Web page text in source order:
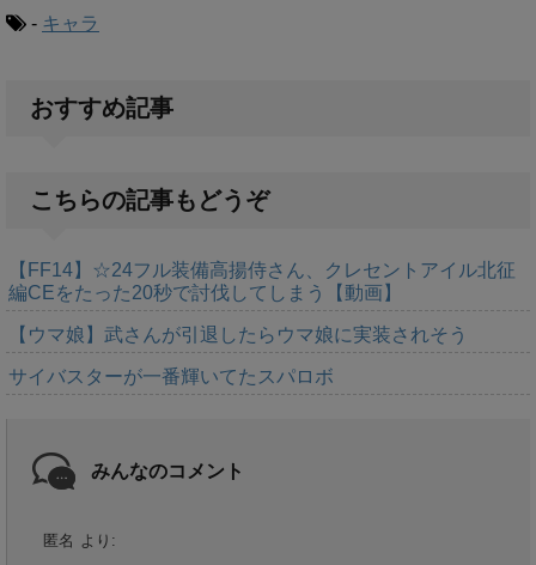
- キャラ
おすすめ記事
こちらの記事もどうぞ
【FF14】☆24フル装備高揚侍さん、クレセントアイル北征
編CEをたった20秒で討伐してしまう【動画】
【ウマ娘】武さんが引退したらウマ娘に実装されそう
サイバスターが一番輝いてたスパロボ
みんなのコメント
匿名 より: